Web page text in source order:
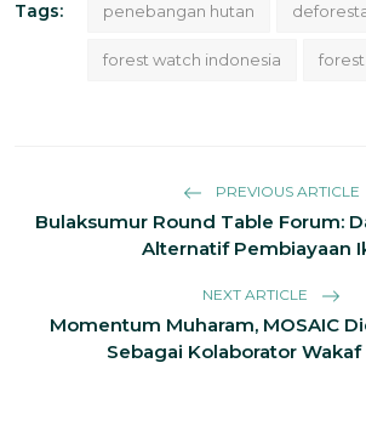
Tags: penebangan hutan
forest watch indonesia
PREVIOUS ARTICLE
Bulaksumur Round Table Forum:
Alternatif Pembiayaan
NEXT ARTICLE
Momentum Muharam, MOSAIC
Sebagai Kolaborator